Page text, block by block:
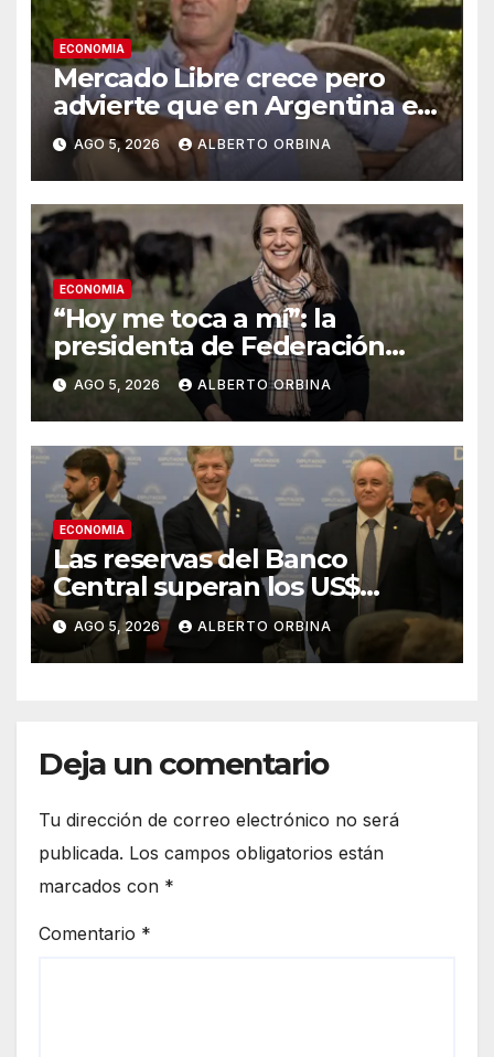
ECONOMIA
Mercado Libre crece pero
advierte que en Argentina el
consumo “vive un contexto
desafiante”
AGO 5, 2026 ALBERTO ORBINA
ECONOMIA
“Hoy me toca a mí”: la
presidenta de Federación
Agraria denunció que
desaparecieron 15 vaquillonas
propias de un campo en
Bolívar
AGO 5, 2026 ALBERTO ORBINA
ECONOMIA
Las reservas del Banco
Central superan los US$
50.000 millones por primera
vez en esta gestión
AGO 5, 2026 ALBERTO ORBINA
Deja un comentario
Tu dirección de correo electrónico no será
publicada. Los campos obligatorios están
marcados con *
Comentario *